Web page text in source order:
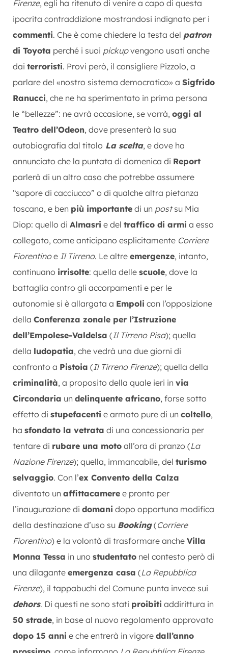
Firenze, egli ha ritenuto di venire a capo di questa
ipocrita contraddizione mostrandosi indignato per i
commenti. Che è come chiedere la testa del patron
di Toyota perché i suoi pickupvengono usati anche
dai terroristi. Provi però, il consigliere Pizzolo, a
parlare del «nostro sistema democratico» a Sigfrido
Ranucci, che ne ha sperimentato in prima persona
le “bellezze”: ne avrà occasione, se vorrà, oggi al
Teatro dell’Odeon, dove presenterà la sua
autobiografia dal titolo La scelta, e dove ha
annunciato che la puntata di domenica di Report
parlerà di un altro caso che potrebbe assumere
“sapore di cacciucco” o di qualche altra pietanza
toscana, e ben più importante di un postsu Mia
Diop: quello di Almasri e del traffico di armi a esso
collegato, come anticipano esplicitamente Corriere
Fiorentinoe Il Tirreno. Le altre emergenze, intanto,
continuano irrisolte: quella delle scuole, dove la
battaglia contro gli accorpamenti e per le
autonomie si è allargata a Empoli con l’opposizione
della Conferenza zonale per l’Istruzione
dell’Empolese-Valdelsa (Il Tirreno Pisa); quella
della ludopatia, che vedrà una due giorni di
confronto a Pistoia (Il Tirreno Firenze); quella della
criminalità, a proposito della quale ieri in via
Circondaria un delinquente africano, forse sotto
effetto di stupefacenti e armato pure di un coltello,
ha sfondato la vetrata di una concessionaria per
tentare di rubare una moto all’ora di pranzo (La
Nazione Firenze); quella, immancabile, del turismo
selvaggio. Con l’ex Convento della Calza
diventato un affittacamere e pronto per
l’inaugurazione di domani dopo opportuna modifica
della destinazione d’uso su Booking (Corriere
Fiorentino) e la volontà di trasformare anche Villa
Monna Tessa in uno studentato nel contesto però di
una dilagante emergenza casa (La Repubblica
Firenze), il tappabuchi del Comune punta invece sui
dehors. Di questi ne sono stati proibiti addirittura in
50 strade, in base al nuovo regolamento approvato
dopo 15 anni e che entrerà in vigore dall’anno